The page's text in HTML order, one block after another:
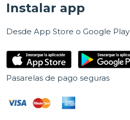
Instalar app
Desde App Store o Google Play
Pasarelas de pago seguras